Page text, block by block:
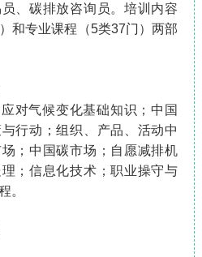
、碳排放咨询员。培训内容
和专业课程（5类37门）两部
对气候变化基础知识；中国
行动；组织、产品、活动中
；中国碳市场；自愿减排机
；信息化技术；职业操守与
。